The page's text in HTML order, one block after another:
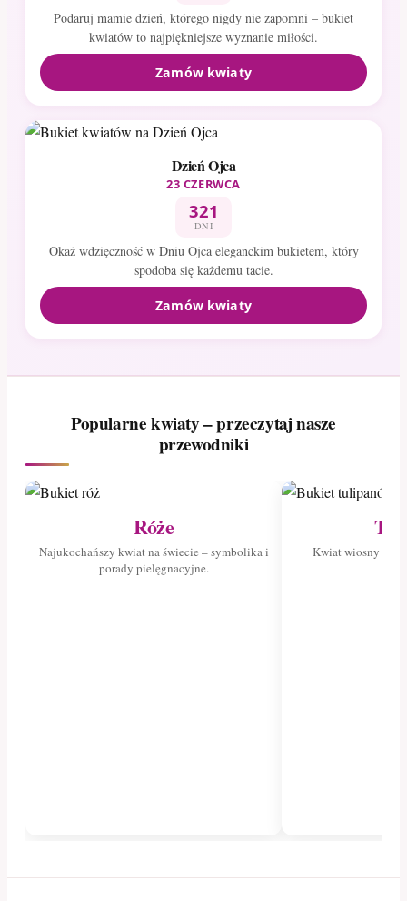
Podaruj mamie dzień, którego nigdy nie zapomni – bukiet
kwiatów to najpiękniejsze wyznanie miłości.
Zamów kwiaty
Dzień Ojca
23 CZERWCA
321
DNI
Okaż wdzięczność w Dniu Ojca eleganckim bukietem, który
spodoba się każdemu tacie.
Zamów kwiaty
Popularne kwiaty – przeczytaj nasze
przewodniki
Róże
Najukochańszy kwiat na świecie – symbolika i
porady pielęgnacyjne.
Kwiat wiosny –